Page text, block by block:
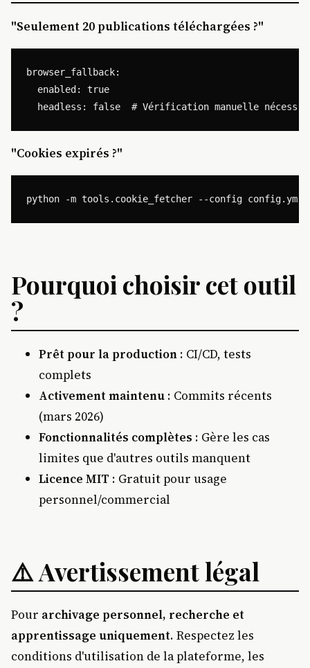
"Seulement 20 publications téléchargées ?"
browser_fallback:
  enabled: true
"Cookies expirés ?"
Pourquoi choisir cet outil
?
Prêt pour la production : CI/CD, tests
complets
Activement maintenu : Commits récents
(mars 2026)
Fonctionnalités complètes : Gère les cas
limites que d'autres outils manquent
Licence MIT : Gratuit pour usage
personnel/commercial
⚠️ Avertissement légal
Pour archivage personnel, recherche et
apprentissage uniquement. Respectez les
conditions d'utilisation de la plateforme, les